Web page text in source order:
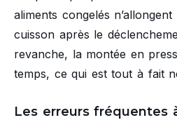
aliments congelés
cuisson après le
revanche, la montée en
temps, ce qui est tout à fait
Les erreurs fréquentes